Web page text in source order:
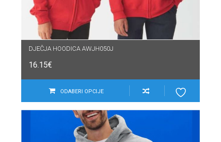
DJEČJA HOODICA AWJH050J
16.15€
ODABERI OPCIJE